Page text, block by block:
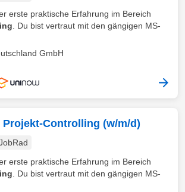
erste praktische Erfahrung im Bereich
. Du bist vertraut mit den gängigen MS-
GmbH
Controlling (w/m/d)
erste praktische Erfahrung im Bereich
. Du bist vertraut mit den gängigen MS-